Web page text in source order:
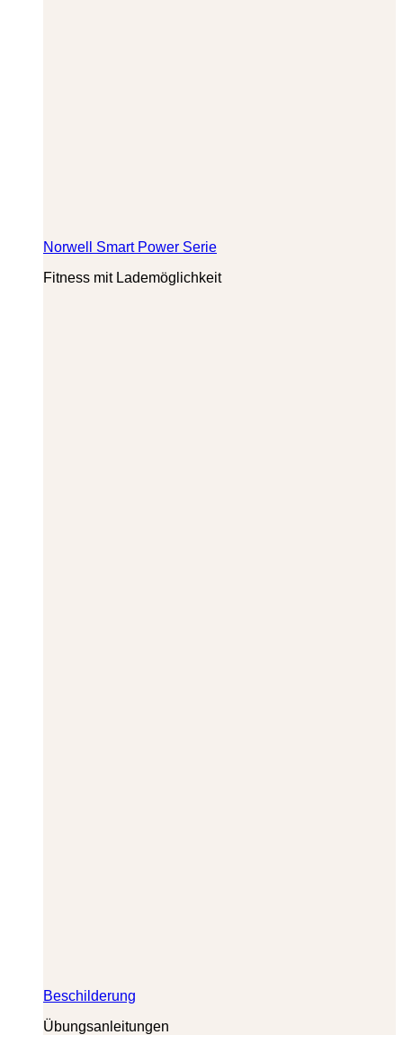
Norwell Smart Power Serie
Fitness mit Lademöglichkeit
Beschilderung
Übungsanleitungen